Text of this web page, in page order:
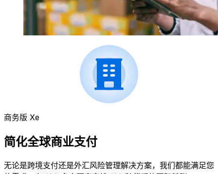
商务版 Xe
简化全球商业支付
无论是跨境支付还是外汇风险管理解决方案，我们都能满足您